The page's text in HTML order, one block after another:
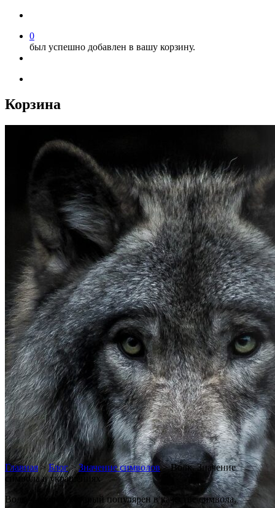
0
был успешно добавлен в вашу корзину.
Корзина
Главная>Блог>Значение символов>Волк. Значение
символа в украшениях
Волк — образ, который популярен в качестве символа,